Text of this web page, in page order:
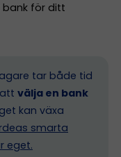
bank för ditt
tar både tid
välja en bank
kan växa
smarta
eget.